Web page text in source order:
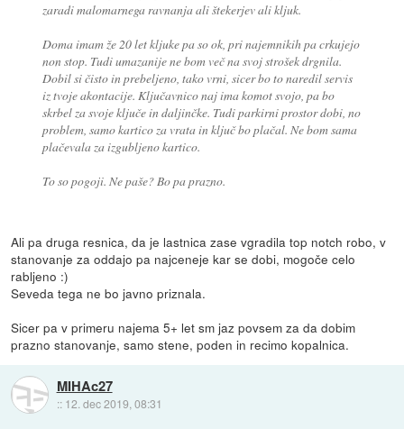
zaradi malomarnega ravnanja ali štekerjev ali kljuk.
Doma imam že 20 let kljuke pa so ok, pri najemnikih pa crkujejo
non stop. Tudi umazanije ne bom več na svoj strošek drgnila.
Dobil si čisto in prebeljeno, tako vrni, sicer bo to naredil servis
iz tvoje akontacije. Ključavnico naj ima komot svojo, pa bo
skrbel za svoje ključe in daljinčke. Tudi parkirni prostor dobi, no
problem, samo kartico za vrata in ključ bo plačal. Ne bom sama
plačevala za izgubljeno kartico.
To so pogoji. Ne paše? Bo pa prazno.
Ali pa druga resnica, da je lastnica zase vgradila top notch robo, v
stanovanje za oddajo pa najceneje kar se dobi, mogoče celo
rabljeno :)
Seveda tega ne bo javno priznala.
Sicer pa v primeru najema 5+ let sm jaz povsem za da dobim
prazno stanovanje, samo stene, poden in recimo kopalnica.
MIHAc27
:: 12. dec 2019, 08:31